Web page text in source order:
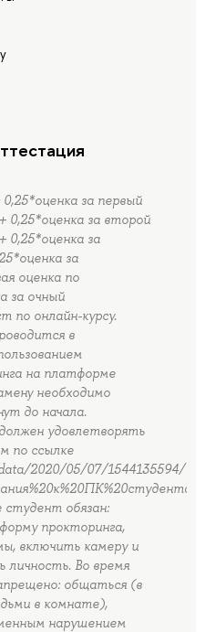
за первый
за второй
за
за
оценка по
за очный
по онлайн-курсу.
в
на платформе
необходимо
до начала.
удовлетворять
по ссылке
2020/05/07/1544135594/
студент обязан:
прокторинга,
включить камеру и
личность. Во время
общаться (в
в комнате),
нарушением